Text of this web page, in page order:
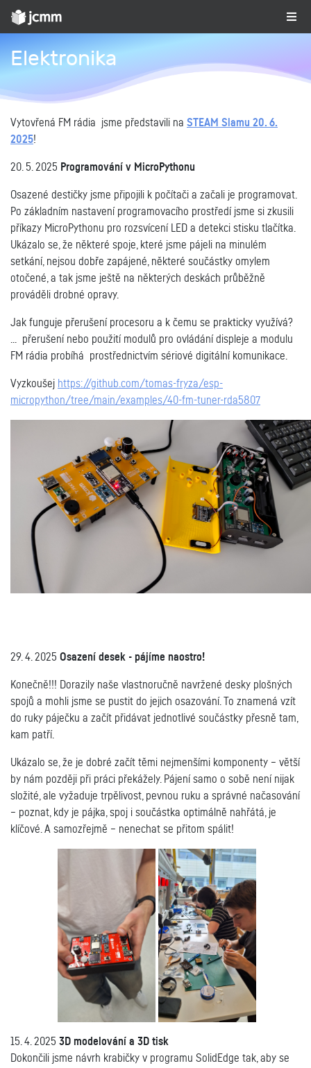
Elektronika
Vytovřená FM rádia jsme představili na STEAM Slamu 20. 6.
2025!
20. 5. 2025 Programování v MicroPythonu
Osazené destičky jsme připojili k počítači a začali je programovat.
Po základním nastavení programovacího prostředí jsme si zkusili
příkazy MicroPythonu pro rozsvícení LED a detekci stisku tlačítka.
Ukázalo se, že některé spoje, které jsme pájeli na minulém
setkání, nejsou dobře zapájené, některé součástky omylem
otočené, a tak jsme ještě na některých deskách průběžně
prováděli drobné opravy.
Jak funguje přerušení procesoru a k čemu se prakticky využívá?
... přerušení nebo použití modulů pro ovládání displeje a modulu
FM rádia probíhá prostřednictvím sériové digitální komunikace.
Vyzkoušej https://github.com/tomas-fryza/esp-
micropython/tree/main/examples/40-fm-tuner-rda5807
29. 4. 2025 Osazení desek - pájíme naostro!
Konečně!!! Dorazily naše vlastnoručně navržené desky plošných
spojů a mohli jsme se pustit do jejich osazování. To znamená vzít
do ruky páječku a začít přidávat jednotlivé součástky přesně tam,
kam patří.
Ukázalo se, že je dobré začít těmi nejmenšími komponenty – větší
by nám později při práci překážely. Pájení samo o sobě není nijak
složité, ale vyžaduje trpělivost, pevnou ruku a správné načasování
– poznat, kdy je pájka, spoj i součástka optimálně nahřátá, je
klíčové. A samozřejmě – nenechat se přitom spálit!
15. 4. 2025 3D modelování a 3D tisk
Dokončili jsme návrh krabičky v programu SolidEdge tak, aby se